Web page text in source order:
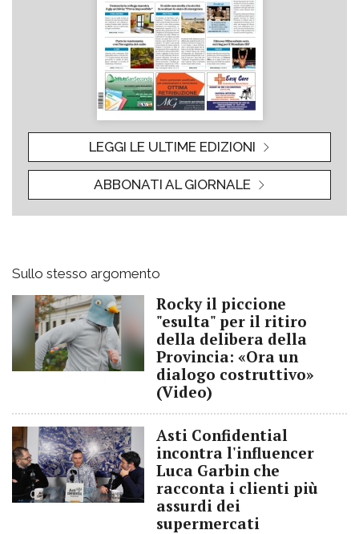
LEGGI LE ULTIME EDIZIONI
ABBONATI AL GIORNALE
Sullo stesso argomento
Rocky il piccione
"esulta" per il ritiro
della delibera della
Provincia: «Ora un
dialogo costruttivo»
(Video)
Asti Confidential
incontra l'influencer
Luca Garbin che
racconta i clienti più
assurdi dei
supermercati